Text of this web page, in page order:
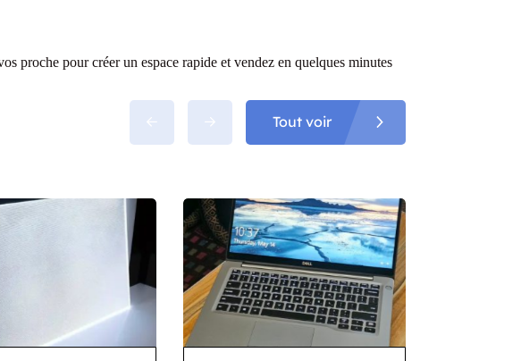
proche pour créer un espace rapide et vendez en quelques minutes
Tout voir